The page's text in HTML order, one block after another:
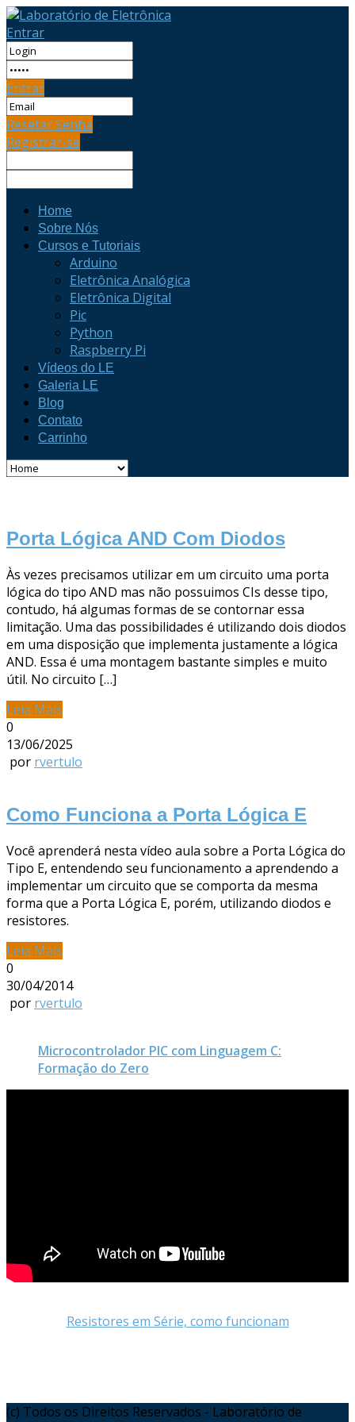
Entrar
Entrar
Resetar Senha
Registrar-se
Home
Sobre Nós
Cursos e Tutoriais
Arduino
Eletrônica Analógica
Eletrônica Digital
Pic
Python
Raspberry Pi
Vídeos do LE
Galeria LE
Blog
Contato
Carrinho
Porta Lógica AND Com Diodos
Às vezes precisamos utilizar em um circuito uma porta
lógica do tipo AND mas não possuimos CIs desse tipo,
contudo, há algumas formas de se contornar essa
limitação. Uma das possibilidades é utilizando dois diodos
em uma disposição que implementa justamente a lógica
AND. Essa é uma montagem bastante simples e muito
útil. No circuito […]
Leia Mais
0
13/06/2025
por rvertulo
Como Funciona a Porta Lógica E
Você aprenderá nesta vídeo aula sobre a Porta Lógica do
Tipo E, entendendo seu funcionamento a aprendendo a
implementar um circuito que se comporta da mesma
forma que a Porta Lógica E, porém, utilizando diodos e
resistores.
Leia Mais
0
30/04/2014
por rvertulo
Microcontrolador PIC com Linguagem C:
Formação do Zero
Resistores em Série, como funcionam
(c) Todos os Direitos Reservados - Laboratório de